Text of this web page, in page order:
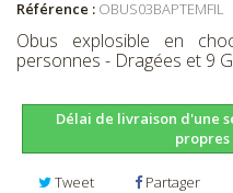
Référence : OBUS03BAPTEMFIL
Obus explosible en
personnes - Dragées et 9
Délai de livraison d'une
Tweet Partager